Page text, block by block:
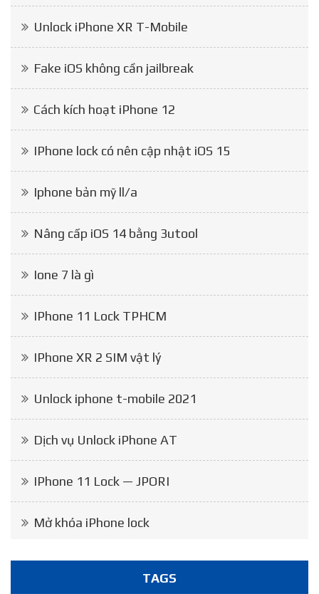
Unlock iPhone XR T-Mobile
Fake iOS không cần jailbreak
Cách kích hoạt iPhone 12
IPhone lock có nên cập nhật iOS 15
Iphone bản mỹ ll/a
Nâng cấp iOS 14 bằng 3utool
Ione 7 là gì
IPhone 11 Lock TPHCM
IPhone XR 2 SIM vật lý
Unlock iphone t-mobile 2021
Dịch vụ Unlock iPhone AT
IPhone 11 Lock — JPORI
Mở khóa iPhone lock
TAGS